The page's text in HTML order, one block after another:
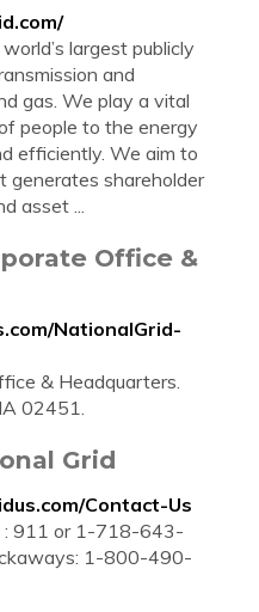
largest publicly
and
gas. We play a vital
people to the energy
efficiently. We aim to
generates shareholder
asset ...
Office &
NationalGrid-
& Headquarters.
02451.
Grid
Contact-Us
911 or 1-718-643-
1-800-490-